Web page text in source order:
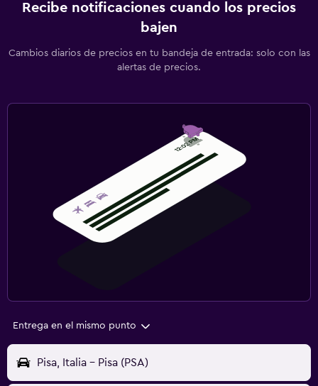
Recibe notificaciones cuando los precios
bajen
Cambios diarios de precios en tu bandeja de entrada: solo con las
alertas de precios.
Entrega en el mismo punto
Pisa, Italia - Pisa (PSA)